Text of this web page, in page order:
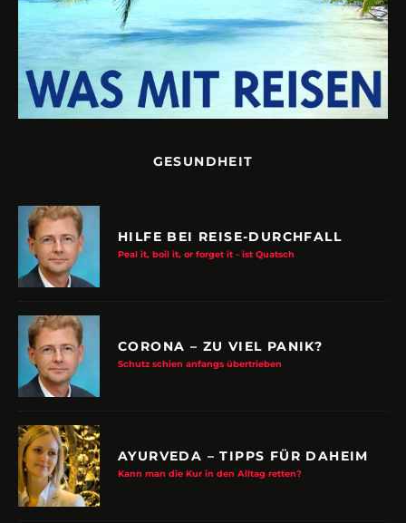
GESUNDHEIT
HILFE BEI REISE-DURCHFALL
Peal it, boil it, or forget it - ist Quatsch
CORONA – ZU VIEL PANIK?
Schutz schien anfangs übertrieben
AYURVEDA – TIPPS FÜR DAHEIM
Kann man die Kur in den Alltag retten?